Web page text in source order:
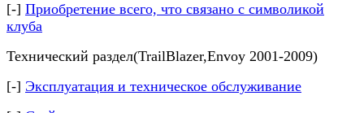
[-] Приобретение всего, что связано с символикой
клуба
Технический раздел(TrailBlazer,Envoy 2001-2009)
[-] Эксплуатация и техническое обслуживание